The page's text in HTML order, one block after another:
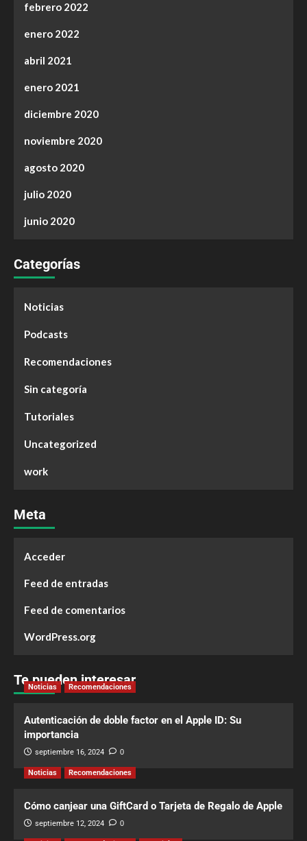
febrero 2022
enero 2022
abril 2021
enero 2021
diciembre 2020
noviembre 2020
agosto 2020
julio 2020
junio 2020
Categorías
Noticias
Podcasts
Recomendaciones
Sin categoría
Tutoriales
Uncategorized
work
Meta
Acceder
Feed de entradas
Feed de comentarios
WordPress.org
Te pueden interesar
Noticias Recomendaciones
Autenticación de doble factor en el Apple ID: Su
importancia
septiembre 16, 2024 0
Noticias Recomendaciones
Cómo canjear una GiftCard o Tarjeta de Regalo de Apple
septiembre 12, 2024 0